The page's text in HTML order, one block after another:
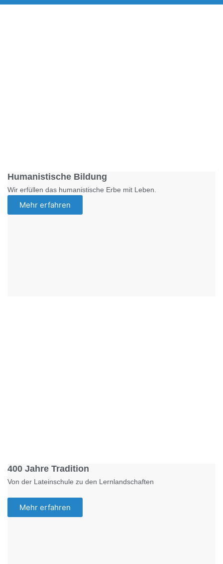
Humanistische Bildung
Wir erfüllen das humanistische Erbe mit Leben.
Mehr erfahren
400 Jahre Tradition
Von der Lateinschule zu den Lernlandschaften
Mehr erfahren